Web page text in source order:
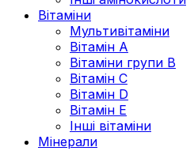
Вітаміни
Мультивітаміни
Вітамін А
Вітаміни групи В
Вітамін C
Вітамін D
Вітамін Е
Інші вітаміни
Мінерали